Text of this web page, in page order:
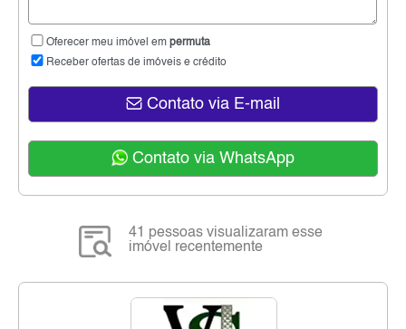
Oferecer meu imóvel em permuta
Receber ofertas de imóveis e crédito
Contato via E-mail
Contato via WhatsApp
41 pessoas visualizaram esse
imóvel recentemente